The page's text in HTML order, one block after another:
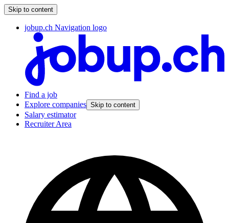
Skip to content
jobup.ch Navigation logo
Find a job
Explore companies Skip to content
Salary estimator
Recruiter Area